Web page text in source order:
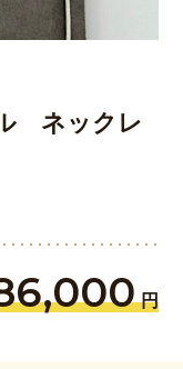
ネックレ
円